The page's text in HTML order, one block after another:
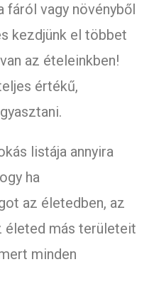
fáról vagy növényből
kezdjünk el többet
az ételeinkben!
értékű,
listája annyira
ha
az életedben, az
életed más területeit
minden